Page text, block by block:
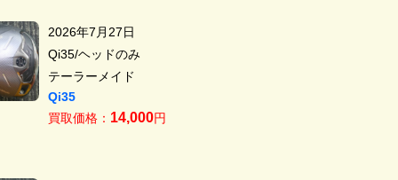
2026年7月27日
Qi35/ヘッドのみ
テーラーメイド
Qi35
買取価格： 14,000円